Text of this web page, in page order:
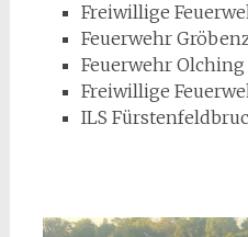
Freiwillige
Feuerwehr
Feuerwehr Olching
Freiwillige
ILS